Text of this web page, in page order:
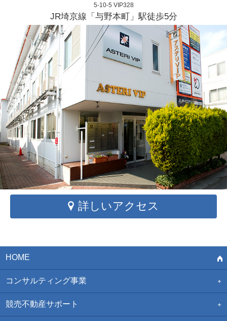
5-10-5 VIP328
JR埼京線「与野本町」駅徒歩5分
詳しいアクセス
HOME
コンサルティング事業
競売不動産サポート